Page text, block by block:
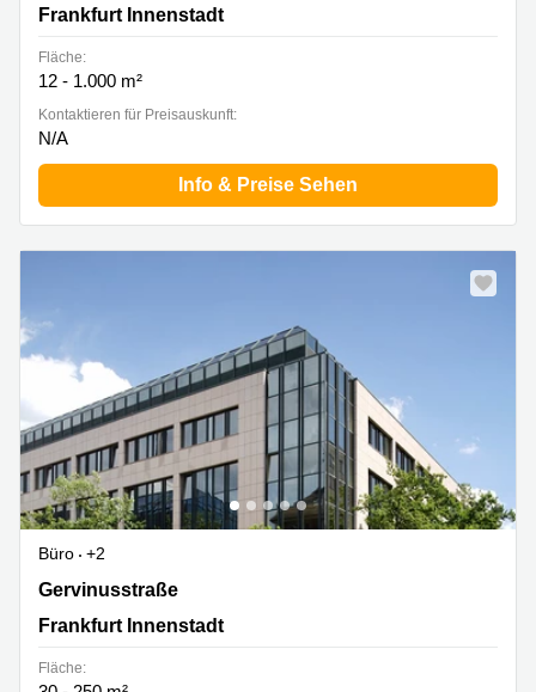
Frankfurt Innenstadt
Fläche:
12 - 1.000 m²
Kontaktieren für Preisauskunft:
N/A
Info & Preise Sehen
Büro
+2
Gervinusstraße 15-17, Frankfurt Innenstadt
Gervinusstraße
Frankfurt Innenstadt
Fläche: